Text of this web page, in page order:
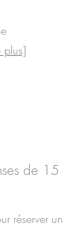
plus]
de 15
réserver un